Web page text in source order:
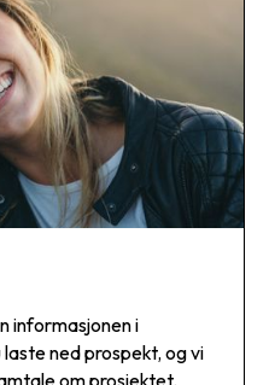
informasjonen i
ned prospekt, og vi